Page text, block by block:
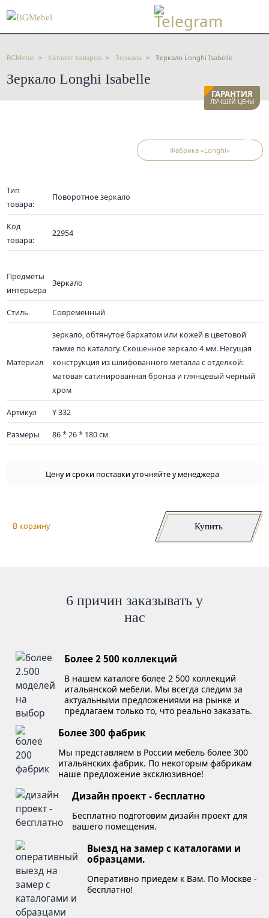
BGMebel Каталог товаров Зеркала Зеркало Longhi Isabelle
Зеркало Longhi Isabelle
ГАРАНТИЯ
ЛУЧШЕЙ ЦЕНЫ
Фабрика «Longhi»
Тип
товара:
Поворотное зеркало
Код
товара:
22954
Предметы
интерьера
Зеркало
Стиль Современный
Материал
зеркало, обтянутое бархатом или кожей в цветовой
гамме по каталогу. Скошенное зеркало 4 мм. Несущая
конструкция из шлифованного металла с отделкой:
матовая сатинированная бронза и глянцевый черный
хром
Артикул Y 332
Размеры 86 * 26 * 180 см
Цену и сроки поставки уточняйте у менеджера
В корзину Купить
6 причин заказывать у
нас
Более 2 500 коллекций
В нашем каталоге более 2 500 коллекций
итальянской мебели. Мы всегда следим за
актуальными предложениями на рынке и
предлагаем только то, что реально заказать.
Более 300 фабрик
Мы представляем в России мебель более 300
итальянских фабрик. По некоторым фабрикам
наше предложение эксклюзивное!
Дизайн проект - бесплатно
Бесплатно подготовим дизайн проект для
вашего помещения.
Выезд на замер с каталогами и
образцами.
Оперативно приедем к Вам. По Москве -
бесплатно!